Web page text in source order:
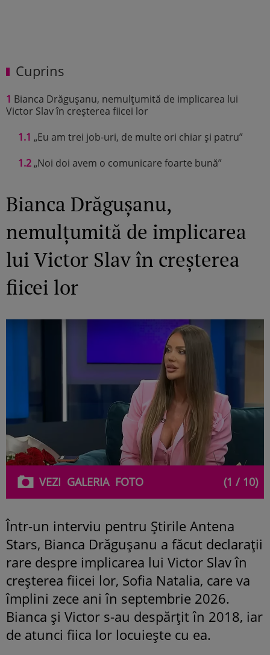
Cuprins
1 Bianca Drăgușanu, nemulțumită de implicarea lui
Victor Slav în creșterea fiicei lor
1.1 „Eu am trei job-uri, de multe ori chiar și patru”
1.2„Noi doi avem o comunicare foarte bună”
Bianca Drăgușanu,
nemulțumită de implicarea
lui Victor Slav în creșterea
fiicei lor
VEZI GALERIAFOTO (1 / 10)
Într-un interviu pentru Știrile Antena
Stars, Bianca Drăgușanu a făcut declarații
rare despre implicarea lui Victor Slav în
creșterea fiicei lor, Sofia Natalia, care va
împlini zece ani în septembrie 2026.
Bianca și Victor s-au despărțit în 2018, iar
de atunci fiica lor locuiește cu ea.